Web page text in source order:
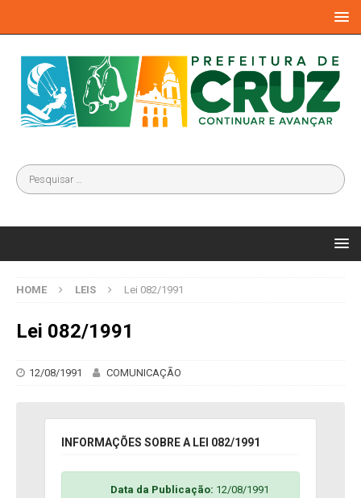
HOME LEIS Lei 082/1991
Lei 082/1991
12/08/1991 COMUNICAÇÃO
INFORMAÇÕES SOBRE A LEI 082/1991
Data da Publicação: 12/08/1991